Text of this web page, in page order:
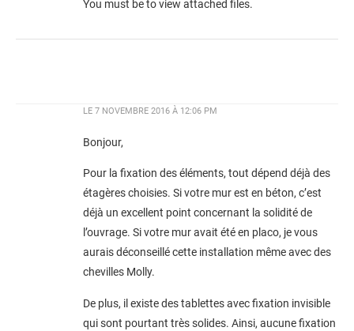
You must beto view attached files.
LE 7 NOVEMBRE 2016 À 12:06 PM
Bonjour,
Pour la fixation des éléments, tout dépend déjà des
étagères choisies. Si votre mur est en béton, c’est
déjà un excellent point concernant la solidité de
l’ouvrage. Si votre mur avait été en placo, je vous
aurais déconseillé cette installation même avec des
chevilles Molly.
De plus, il existe des tablettes avec fixation invisible
qui sont pourtant très solides. Ainsi, aucune fixation